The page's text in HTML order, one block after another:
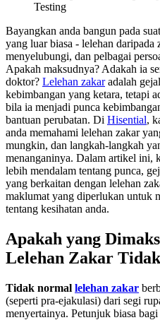
Bayangkan anda bangun pada
yang luar biasa - lelehan daripada
menyelubungi, dan pelbagai
Apakah maksudnya? Adakah ia
doktor? Lelehan zakaradalah
kebimbangan yang ketara, tetapi
bila ia menjadi punca
bantuan perubatan. Di Hisential,
anda memahami lelehan zakar
mungkin, dan langkah-langkah
menanganinya. Dalam artikel ini,
lebih mendalam tentang punca,
yang berkaitan dengan lelehan
maklumat yang diperlukan untuk
tentang kesihatan anda.
Apakah yang
Lelehan Zakar
Tidak normal lelehan zakar
(seperti pra-ejakulasi) dari segi
menyertainya. Petunjuk biasa